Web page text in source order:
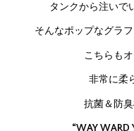
タンクから注いで
そんなポップなグラ
こちらも
非常に柔
抗菌＆防
“WAY WARD